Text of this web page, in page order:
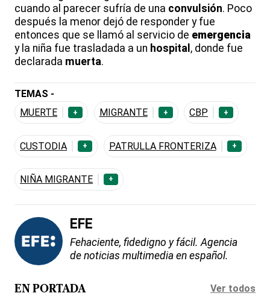
cuando al parecer sufría de una convulsión. Poco
después la menor dejó de responder y fue
entonces que se llamó al servicio de emergencia
y la niña fue trasladada a un hospital , donde fue
declarada muerta.
TEMAS -
MUERTE
+ MIGRANTE + CBP +
CUSTODIA + PATRULLA FRONTERIZA +
NIÑA MIGRANTE +
EFE
Fehaciente, fidedigno y fácil. Agencia
de noticias multimedia en español.
EN PORTADA Ver todos